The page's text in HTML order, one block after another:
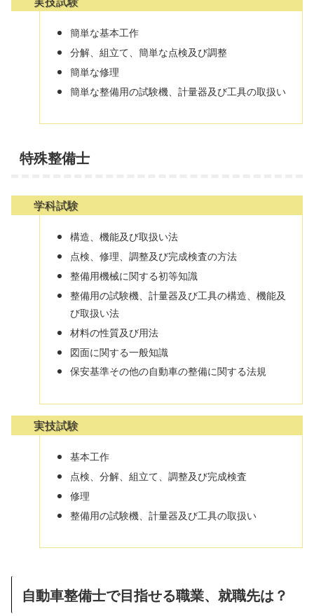
簡単な基本工作
分解、組立て、簡単な点検及び調整
簡単な修理
簡単な整備用の試験機、計量器及び工具の取扱い
特殊整備士
学科試験
構造、機能及び取扱い法
点検、修理、調整及び完成検査の方法
整備用機械に関する初等知識
整備用の試験機、計量器及び工具の構造、機能及
び取扱い法
材料の性質及び用法
図面に関する一般知識
保安基準その他の自動車の整備に関する法規
実技試験
基本工作
点検、分解、組立て、調整及び完成検査
修理
整備用の試験機、計量器及び工具の取扱い
自動車整備士で目指せる職業、就職先は？